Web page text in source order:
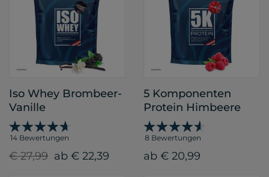
Iso Whey Brombeer-
Vanille
14 Bewertungen
€ 27,99 ab € 22,39
5 Komponenten
Protein Himbeere
8 Bewertungen
ab € 20,99